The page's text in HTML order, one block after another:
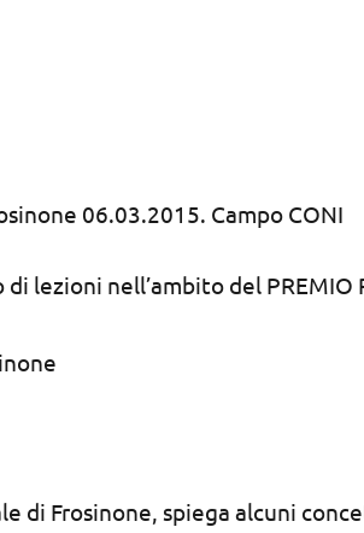
06.03.2015. Campo CONI
lezioni nell’ambito del PREMIO
di Frosinone, spiega alcuni